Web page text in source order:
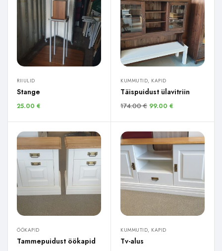
RIIULID
Stange
25.00 €
KUMMUTID, KAPID
Täispuidust ülavitriin
174.00€ 99.00 €
ÖÖKAPID
Tammepuidust öökapid
KUMMUTID, KAPID
Tv-alus